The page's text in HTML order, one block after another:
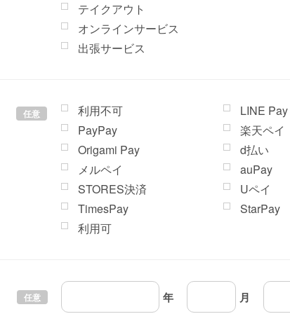
テイクアウト
オンラインサービス
出張サービス
任意 利用不可
LINE Pay
PayPay
楽天ペイ
Origami Pay
d払い
メルペイ
auPay
STORES決済
Uペイ
TimesPay
StarPay
利用可
任意 年 月